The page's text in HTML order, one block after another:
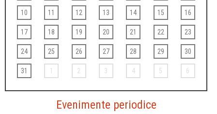
10 11 12 13 14 15 16
17 18 19 20 21 22 23
24 25 26 27 28 29 30
31 1 2 3 4 5 6
Evenimente periodice